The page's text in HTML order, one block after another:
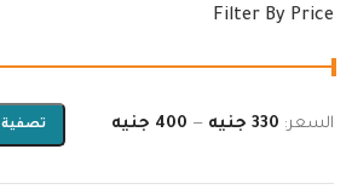
Filter By Price
تصفية السعر: 330 جنيه — 400 جنيه